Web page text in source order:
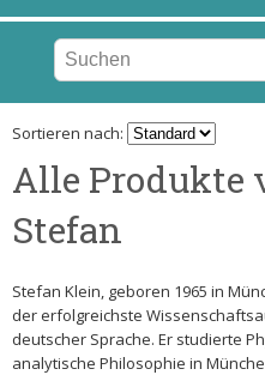
Sortieren nach:
Alle Produkte
Stefan
Stefan Klein, geboren 1965 in
der erfolgreichste
deutscher Sprache. Er studierte
analytische Philosophie in